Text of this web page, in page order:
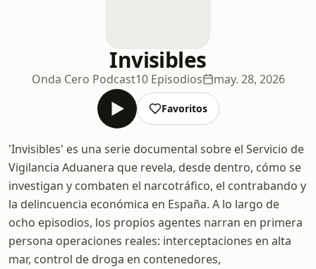
Invisibles
Onda Cero Podcast10 Episodios may. 28, 2026
Favoritos
'Invisibles' es una serie documental sobre el Servicio de
Vigilancia Aduanera que revela, desde dentro, cómo se
investigan y combaten el narcotráfico, el contrabando y
la delincuencia económica en España. A lo largo de
ocho episodios, los propios agentes narran en primera
persona operaciones reales: interceptaciones en alta
mar, control de droga en contenedores,